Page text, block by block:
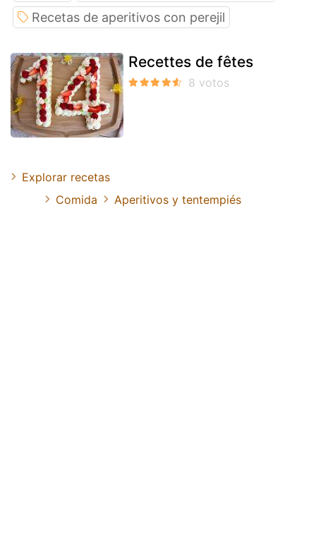
Recetas de aperitivos con perejil
Recettes de fêtes
Explorar recetas
Comida
Aperitivos y tentempiés